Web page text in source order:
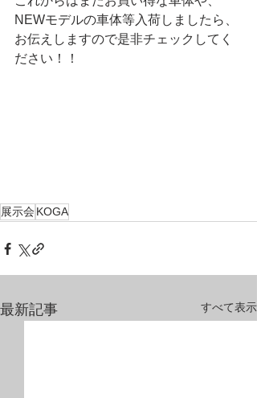
NEWモデルの車体等入荷しましたら、
お伝えしますので是非チェックしてく
ださい！！
展示会 KOGA
最新記事 すべて表示